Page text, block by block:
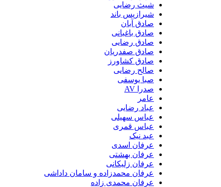
شیث رضایی
شیرازیس باند
صادق آبان
صادق باغبانی
صادق رضایی
صادق صفدریان
صادق کشاورز
صالح رضایی
صبا یوسفی
عباد رضایی
عباس سهیلی
عباس قمری
عبد نیک
عرفان اسدی
عرفان بهشتی
عرفان زلیکانی
عرفان محمدزاده و سامان داداشی
عرفان محمدی زاده